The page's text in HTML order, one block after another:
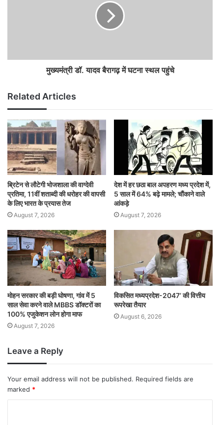
मुख्यमंत्री डॉ. यादव बैरागढ़ में घटना स्थल पहुंचे
Related Articles
ब्रिटेन से लौटेगी भोजशाला की वाग्देवी
प्रतिमा, 11वीं शताब्दी की धरोहर की वापसी
के लिए भारत के प्रयास तेज
August 7, 2026
देश में हर छठा बाल अपहरण मध्य प्रदेश में,
5 साल में 64% बढ़े मामले; चौंकाने वाले
आंकड़े
August 7, 2026
मोहन सरकार की बड़ी घोषणा, गांव में 5
साल सेवा करने वाले MBBS डॉक्टरों का
100% एजुकेशन लोन होगा माफ
August 7, 2026
विकसित मध्यप्रदेश-2047’ की वित्तीय
रूपरेखा तैयार
August 6, 2026
Leave a Reply
Your email address will not be published. Required fields are
marked *